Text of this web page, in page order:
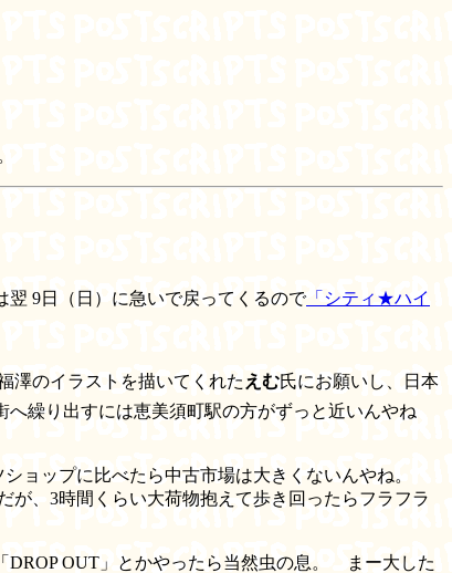
9日（日）に急いで戻ってくるので「シティ★ハイ
のイラストを描いてくれた えむ氏にお願いし、日本
繰り出すには恵美須町駅の方がずっと近いんやね
ョップに比べたら中古市場は大きくないんやね。
、3時間くらい大荷物抱えて歩き回ったらフラフラ
OUT」とかやったら当然虫の息。 まー大した